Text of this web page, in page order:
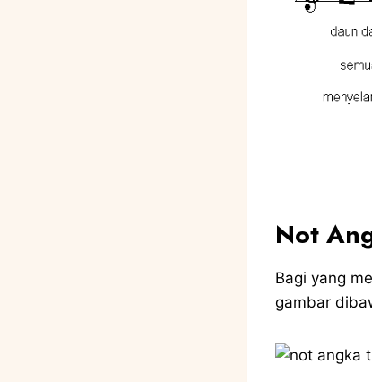
Not
Bagi yang
gambar